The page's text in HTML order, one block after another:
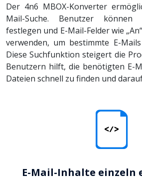
Der 4n6 MBOX-Konverter
Mail-Suche. Benutzer können
festlegen und E-Mail-Felder wie
verwenden, um bestimmte E-
Diese Suchfunktion steigert die
Benutzern hilft, die benötigten E-
Dateien schnell zu finden und
E-Mail-Inhalte einzeln